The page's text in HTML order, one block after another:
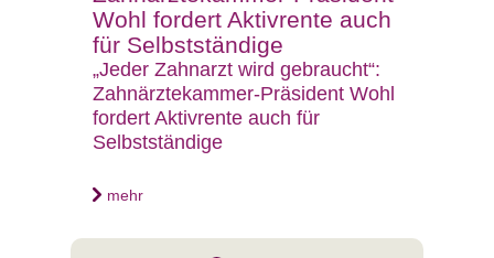
Wohl fordert Aktivrente auch
für Selbstständige
„Jeder Zahnarzt wird gebraucht“:
Zahnärztekammer-Präsident Wohl
fordert Aktivrente auch für
Selbstständige
mehr